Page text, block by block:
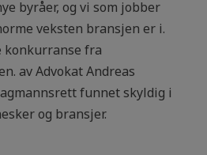
byråer, og vi som jobber
veksten bransjen er i.
konkurranse fra
av Advokat Andreas
funnet skyldig i
og bransjer.